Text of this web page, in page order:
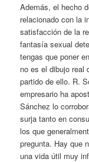
Además, el hecho
relacionado con la
satisfacción de la
fantasía sexual
tengas que poner
no es el dibujo real
partido de ello. R.
empresario ha
Sánchez lo
surja tanto en
los que
pregunta. Hay que
una vida útil muy